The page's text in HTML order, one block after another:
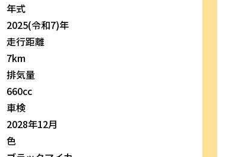
年式
2025(令和7)年
走行距離
7km
排気量
660cc
車検
2028年12月
色